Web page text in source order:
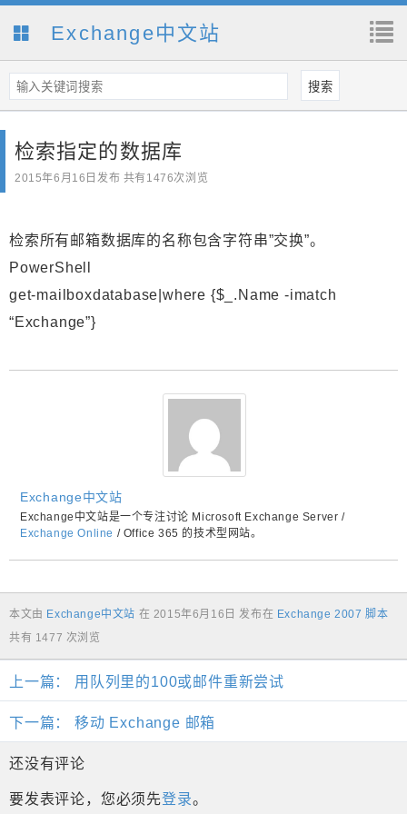
Exchange中文站
检索指定的数据库
2015年6月16日 发布 共有1476次浏览
检索所有邮箱数据库的名称包含字符串”交换”。
PowerShell
get-mailboxdatabase|where {$_.Name -imatch
“Exchange”}
Exchange中文站
Exchange中文站是一个专注讨论 Microsoft Exchange Server /
Exchange Online / Office 365 的技术型网站。
本文由 Exchange中文站 在 2015年6月16日 发布在 Exchange 2007 脚本
共有 1477 次浏览
上一篇： 用队列里的100或邮件重新尝试
下一篇： 移动 Exchange 邮箱
还没有评论
要发表评论，您必须先登录。